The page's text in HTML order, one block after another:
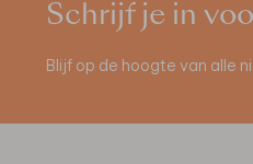
Schrijf je in
Blijf op de hoogte van alle